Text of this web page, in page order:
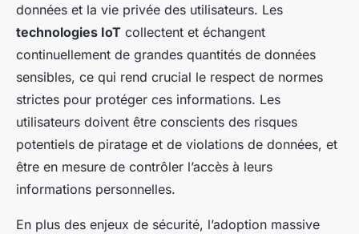
données et la vie privée des utilisateurs. Les
technologies IoT collectent et échangent
continuellement de grandes quantités de données
sensibles, ce qui rend crucial le respect de normes
strictes pour protéger ces informations. Les
utilisateurs doivent être conscients des risques
potentiels de piratage et de violations de données, et
être en mesure de contrôler l’accès à leurs
informations personnelles.
En plus des enjeux de sécurité, l’adoption massive